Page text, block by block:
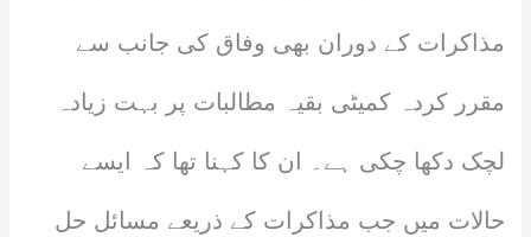
مذاکرات کے دوران بھی وفاق کی جانب سے
مقرر کردہ کمیٹی بقیہ مطالبات پر بہت زیادہ
لچک دکھا چکی ہے۔ ان کا کہنا تھا کہ ایسے
حالات میں جب مذاکرات کے ذریعے مسائل حل